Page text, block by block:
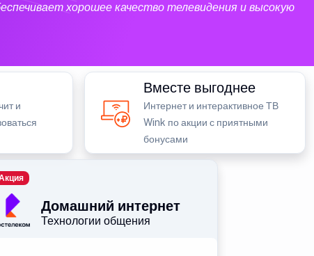
хорошее качество телевидения и высокую
и
Вместе выгоднее
Интернет и интерактивное ТВ
Wink по акции с приятными
бонусами
Домашний интернет
Технологии общения